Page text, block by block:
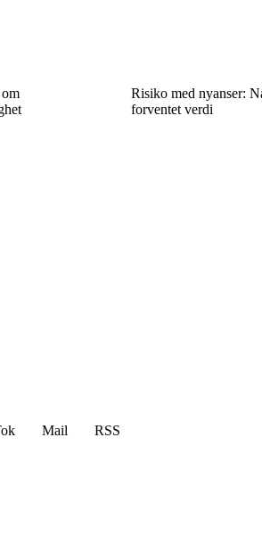
Risiko med nyanser:
forventet verdi
Mail
RSS